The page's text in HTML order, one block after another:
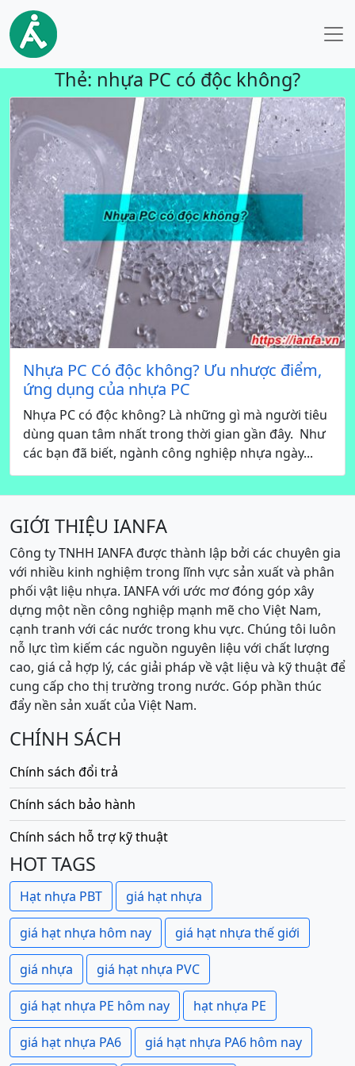
Thẻ: nhựa PC có độc không?
Nhựa PC Có độc không? Ưu nhược điểm,
ứng dụng của nhựa PC
Nhựa PC có độc không? Là những gì mà người tiêu
dùng quan tâm nhất trong thời gian gần đây. Như
các bạn đã biết, ngành công nghiệp nhựa ngày...
GIỚI THIỆU IANFA
Công ty TNHH IANFA được thành lập bởi các chuyên gia
với nhiều kinh nghiệm trong lĩnh vực sản xuất và phân
phối vật liệu nhựa. IANFA với ước mơ đóng góp xây
dựng một nền công nghiệp mạnh mẽ cho Việt Nam,
cạnh tranh với các nước trong khu vực. Chúng tôi luôn
nỗ lực tìm kiếm các nguồn nguyên liệu với chất lượng
cao, giá cả hợp lý, các giải pháp về vật liệu và kỹ thuật để
cung cấp cho thị trường trong nước. Góp phần thúc
đẩy nền sản xuất của Việt Nam.
CHÍNH SÁCH
Chính sách đổi trả
Chính sách bảo hành
Chính sách hỗ trợ kỹ thuật
HOT TAGS
Hạt nhựa PBT giá hạt nhựa
giá hạt nhựa hôm nay giá hạt nhựa thế giới
giá nhựa giá hạt nhựa PVC
giá hạt nhựa PE hôm nay hạt nhựa PE
giá hạt nhựa PA6 giá hạt nhựa PA6 hôm nay